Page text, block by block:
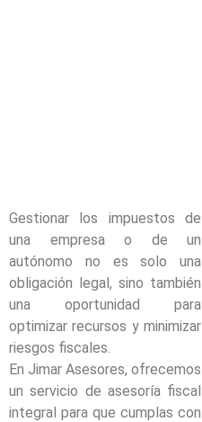
Gestionar los impuestos de
una empresa o de un
autónomo no es solo una
obligación legal, sino también
una oportunidad para
optimizar recursos y minimizar
riesgos fiscales.
En Jimar Asesores, ofrecemos
un servicio de asesoría fiscal
integral para que cumplas con